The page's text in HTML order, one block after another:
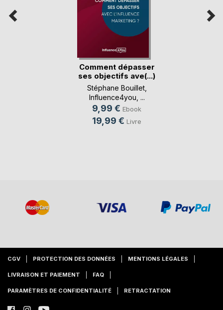
Comment dépasser
ses objectifs ave(...)
Stéphane Bouillet,
Influence4you , ...
9,99 € Ebook
19,99 € Livre
CGV PROTECTION DES DONNÉES MENTIONS LÉGALES
LIVRAISON ET PAIEMENT FAQ
PARAMÈTRES DE CONFIDENTIALITÉ RETRACTATION